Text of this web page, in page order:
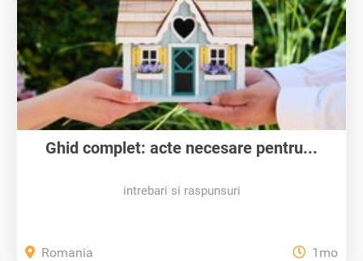
Ghid complet: acte necesare pentru...
intrebari si raspunsuri
Romania 1mo